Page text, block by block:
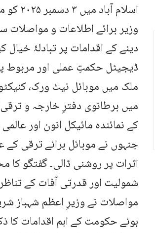
وزیر برائے اطلاعات و
دینے کے اقدامات پر تبادلۂ
ڈیجیٹل حکمتِ عملی اور مربوط
ملک میں موبائل نیٹ ورک،
میں برطانوی دفترِ خارجہ و
کے نمائندہ مائیکل انون اور
جنہوں نے موبائل برائے ترقی
اثرات پر روشنی ڈالی۔ گفتگو کا
شمولیت اور قدرتی آفات کے
مواصلات نے وزیرِ اعظم شہباز
ہوئے حکومت کے اہم اقدامات کا